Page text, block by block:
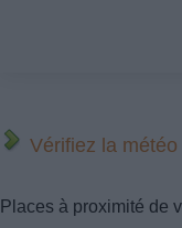
Vérifiez la
Places à proximité de